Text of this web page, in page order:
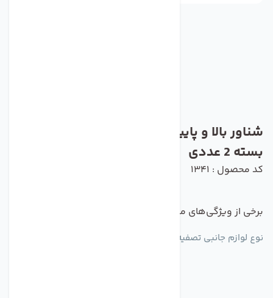
بسته 2 عددی
کد محصول : 1341
برخی از ویژگی‌های مهم این محصول :
نوع لوازم جانبی تصفیه‌آب و آبسردکن :